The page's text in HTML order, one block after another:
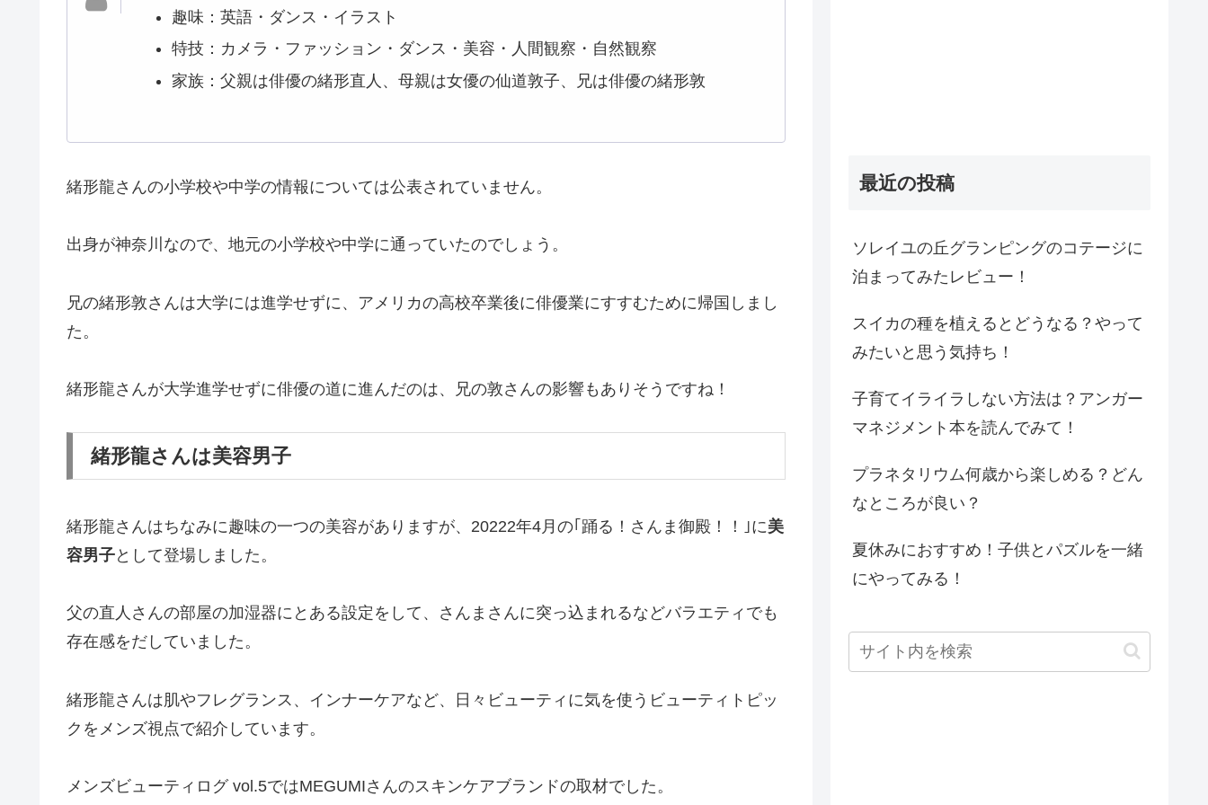
趣味：英語・ダンス・イラスト
特技：カメラ・ファッション・ダンス・美容・人間観察・自然観察
家族：父親は俳優の緒形直人、母親は女優の仙道敦子、兄は俳優の緒形敦
緒形龍さんの小学校や中学の情報については公表されていません。
出身が神奈川なので、地元の小学校や中学に通っていたのでしょう。
兄の緒形敦さんは大学には進学せずに、アメリカの高校卒業後に俳優業にすすむために帰国しまし
た。
緒形龍さんが大学進学せずに俳優の道に進んだのは、兄の敦さんの影響もありそうですね！
緒形龍さんは美容男子
緒形龍さんはちなみに趣味の一つの美容がありますが、20222年4月の｢踊る！さんま御殿！！｣に美
容男子として登場しました。
父の直人さんの部屋の加湿器にとある設定をして、さんまさんに突っ込まれるなどバラエティでも
存在感をだしていました。
緒形龍さんは肌やフレグランス、インナーケアなど、日々ビューティに気を使うビューティトピッ
クをメンズ視点で紹介しています。
メンズビューティログ vol.5ではMEGUMIさんのスキンケアブランドの取材でした。
最近の投稿
ソレイユの丘グランピングのコテージに
泊まってみたレビュー！
スイカの種を植えるとどうなる？やって
みたいと思う気持ち！
子育てイライラしない方法は？アンガー
マネジメント本を読んでみて！
プラネタリウム何歳から楽しめる？どん
なところが良い？
夏休みにおすすめ！子供とパズルを一緒
にやってみる！